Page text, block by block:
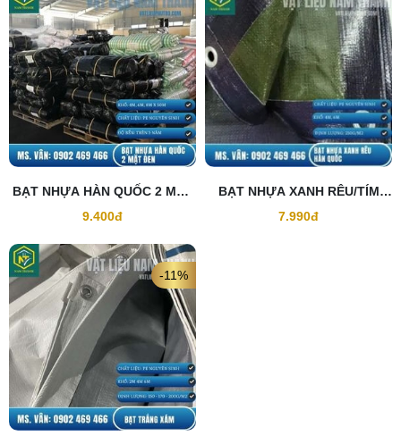
BẠT NHỰA HÀN QUỐC 2 MẶT
ĐEN
9.400đ
BẠT NHỰA XANH RÊU/TÍM
HÀN QUỐC
7.990đ
-11%